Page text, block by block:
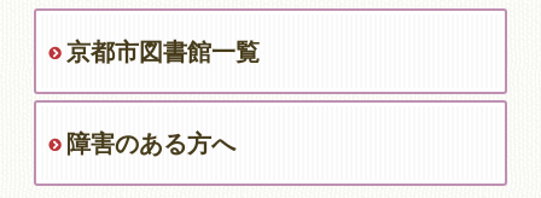
京都市図書館一覧
障害のある方へ